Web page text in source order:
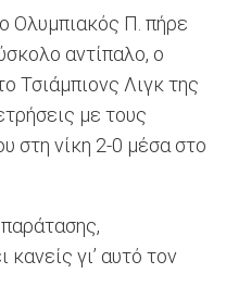
Ολυμπιακός Π. πήρε
αντίπαλο, ο
Τσιάμπιονς Λιγκ της
με τους
στη νίκη 2-0 μέσα στο
γι’ αυτό τον